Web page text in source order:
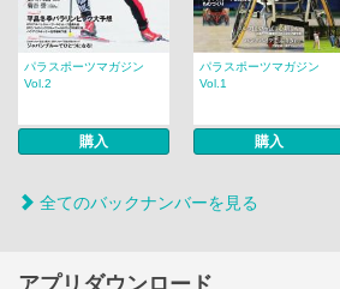
パラスポーツマガジン
Vol.2
購入
パラスポーツマガジン
Vol.1
購入
全てのバックナンバーを見る